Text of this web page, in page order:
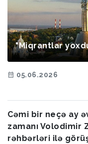
"Miqrantlar
05.06.2026
Cəmi bir neçə ay
zamanı Volodimir
rəhbərləri ilə